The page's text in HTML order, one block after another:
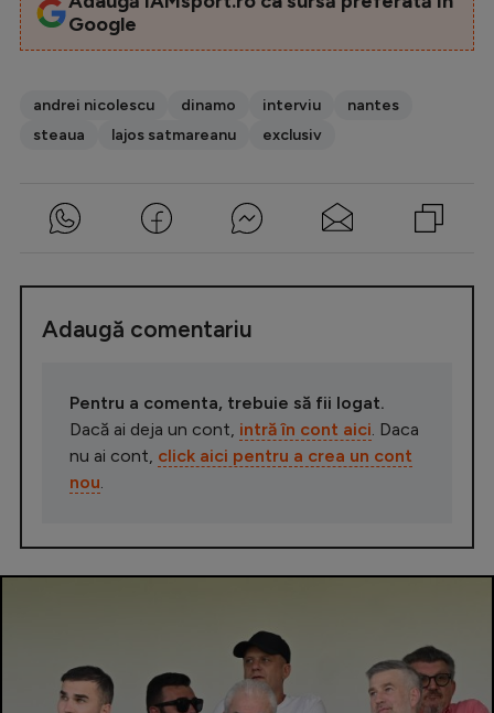
Google
andrei nicolescu dinamo interviu
nantes
steaua
lajos satmareanu exclusiv
Adaugă comentariu
Pentru a comenta, trebuie să fii logat.
Dacă ai deja un cont, intră în cont aici . Daca
nu ai cont, click aici pentru a crea un cont
nou